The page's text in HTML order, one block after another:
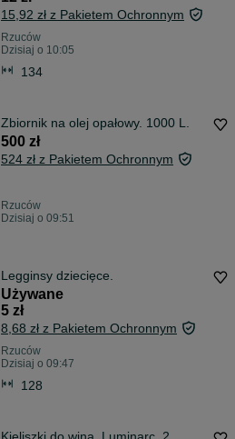
15,92 zł z Pakietem Ochronnym
Rzuców
Dzisiaj o 10:05
134
Zbiornik na olej opałowy. 1000 L.
500 zł
524 zł z Pakietem Ochronnym
Rzuców
Dzisiaj o 09:51
Legginsy dziecięce.
Używane
5 zł
8,68 zł z Pakietem Ochronnym
Rzuców
Dzisiaj o 09:47
128